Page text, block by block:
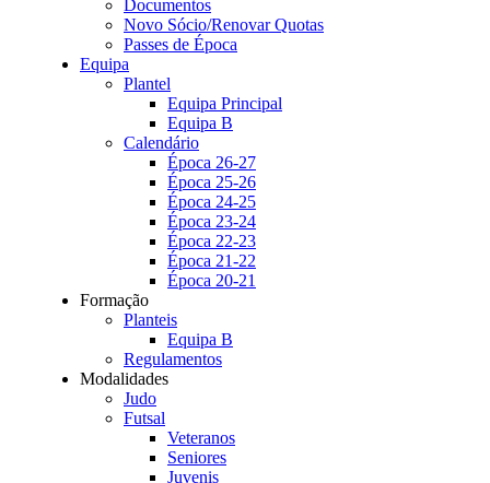
Documentos
Novo Sócio/Renovar Quotas
Passes de Época
Equipa
Plantel
Equipa Principal
Equipa B
Calendário
Época 26-27
Época 25-26
Época 24-25
Época 23-24
Época 22-23
Época 21-22
Época 20-21
Formação
Planteis
Equipa B
Regulamentos
Modalidades
Judo
Futsal
Veteranos
Seniores
Juvenis